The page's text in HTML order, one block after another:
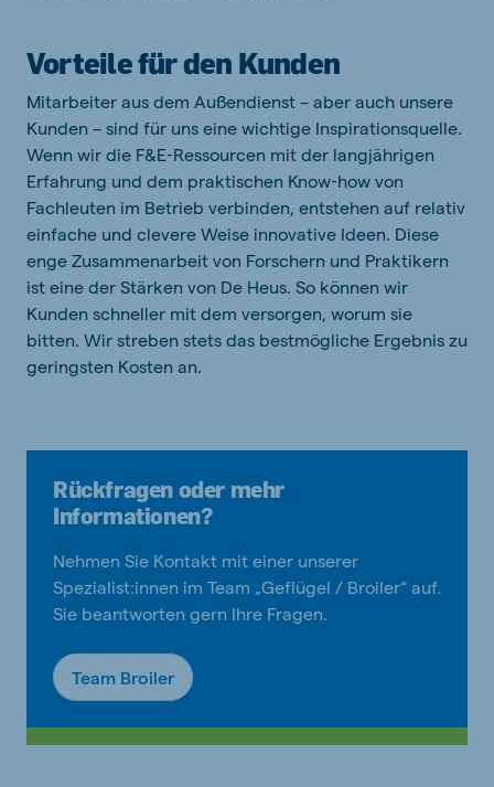
Vorteile für den Kunden
Mitarbeiter aus dem Außendienst – aber auch unsere
Kunden – sind für uns eine wichtige Inspirationsquelle.
Wenn wir die F&E‑Ressourcen mit der langjährigen
Erfahrung und dem praktischen Know‑how von
Fachleuten im Betrieb verbinden, entstehen auf relativ
einfache und clevere Weise innovative Ideen. Diese
enge Zusammenarbeit von Forschern und Praktikern
ist eine der Stärken von De Heus. So können wir
Kunden schneller mit dem versorgen, worum sie
bitten. Wir streben stets das bestmögliche Ergebnis zu
geringsten Kosten an.
Rückfragen oder mehr
Informationen?
Nehmen Sie Kontakt mit einer unserer
Spezialist:innen im Team „Geflügel / Broiler“ auf.
Sie beantworten gern Ihre Fragen.
Team Broiler